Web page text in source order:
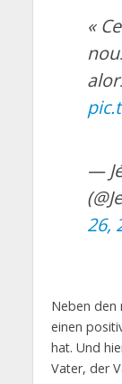
«
—
26,
Neben den
einen
hat. Und
Vater, der